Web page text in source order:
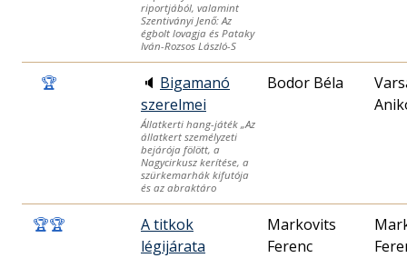
riportjából, valamint
Szentiványi Jenő: Az
égbolt lovagja és Pataky
Iván-Rozsos László-S
🏆 🔈 Bigamanó
szerelmei
Állatkerti hang-játék „Az
állatkert személyzeti
bejárója fölött, a
Nagycirkusz kerítése, a
szürkemarhák kifutója
és az abraktáro
Bodor Béla
🏆🏆
A titkok
légijárata
Markovits
Ferenc